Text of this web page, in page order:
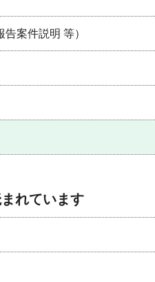
案件説明 等）
れています